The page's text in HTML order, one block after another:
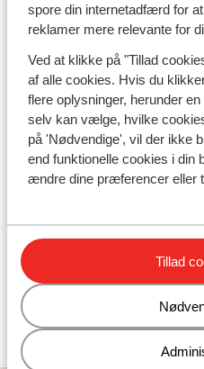
spore din internetadfærd for
reklamer mere relevante for
Ved at klikke på "Tillad
af alle cookies. Hvis du
flere oplysninger, herunder
selv kan vælge, hvilke
på 'Nødvendige', vil der ikke
end funktionelle cookies i din
ændre dine præferencer eller
Tillad
Rejs sydpå med en
Costa del Sol
Afbudsrejser til Spaniener
solrige kyst, Costa del Sol,
undtagelse!. Foruden de
slappe af på stranden
på oplevelser for en hver
den ene hyggelige kystby
din afbudsrejse til Costa
Find din afbudsrejse til